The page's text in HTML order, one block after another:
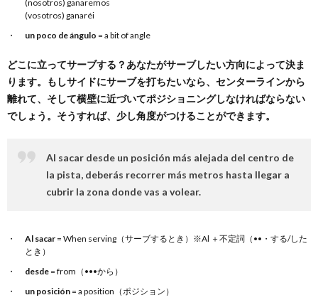
(nosotros) ganaremos
(vosotros) ganaréi
un poco de ángulo = a bit of angle
どこに立ってサーブする？あなたがサーブしたい方向によって決ま
ります。もしサイドにサーブを打ちたいなら、センターラインから
離れて、そして横壁に近づいてポジショニングしなければならない
でしょう。そうすれば、少し角度がつけることができます。
Al sacar desde un posición más alejada del centro de
la pista, deberás recorrer más metros hasta llegar a
cubrir la zona donde vas a volear.
Al sacar = When serving（サーブするとき）※Al ＋不定詞（••・する/した
とき）
desde = from（•••から）
un posición = a position（ポジション）